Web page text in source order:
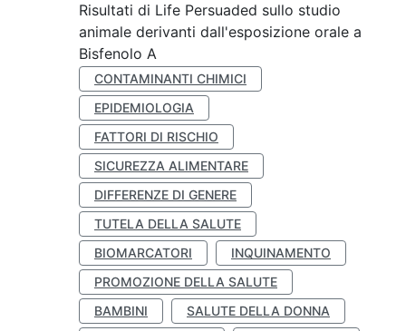
Risultati di Life Persuaded sullo studio
animale derivanti dall'esposizione orale a
Bisfenolo A
CONTAMINANTI CHIMICI
EPIDEMIOLOGIA
FATTORI DI RISCHIO
SICUREZZA ALIMENTARE
DIFFERENZE DI GENERE
TUTELA DELLA SALUTE
BIOMARCATORI
INQUINAMENTO
PROMOZIONE DELLA SALUTE
BAMBINI
SALUTE DELLA DONNA